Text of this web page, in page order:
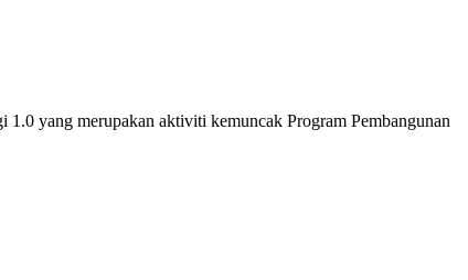
yang merupakan aktiviti kemuncak Program Pembangunan